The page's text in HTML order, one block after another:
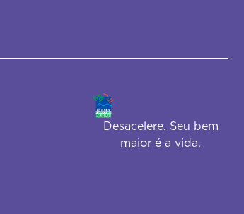
Desacelere. Seu bem
maior é a vida.